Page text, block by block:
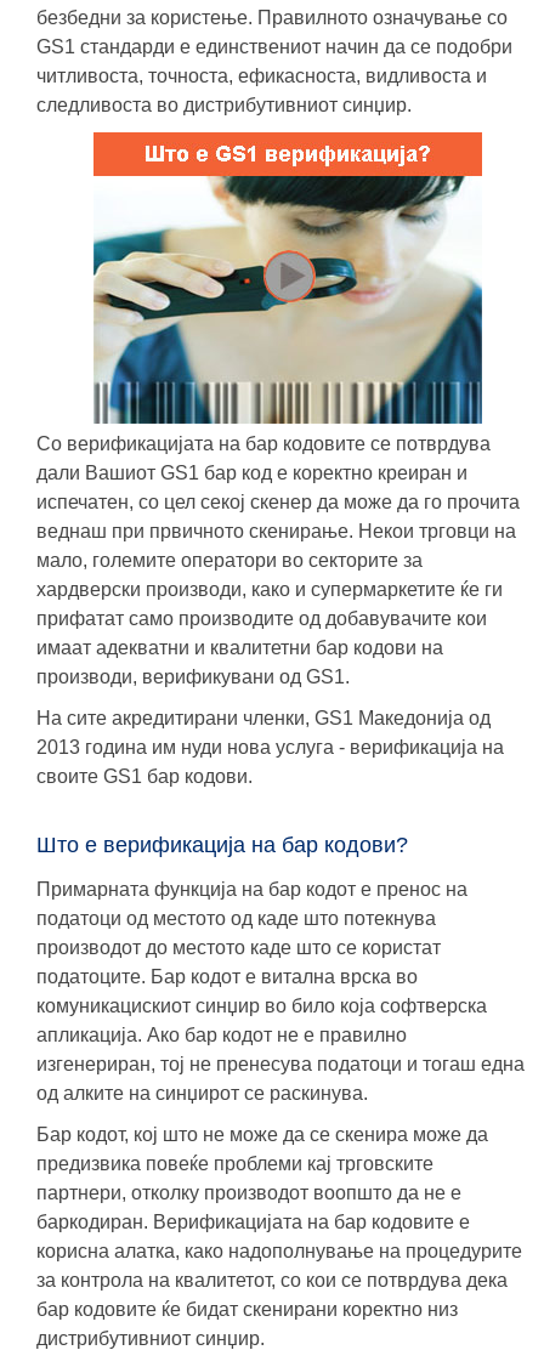
безбедни за користење. Правилното означување со
GS1 стандарди е единствениот начин да се подобри
читливоста, точноста, ефикасноста, видливоста и
следливоста во дистрибутивниот синџир.
Со верификацијата на бар кодовите се потврдува
дали Вашиот GS1 бар код е коректно креиран и
испечатен, со цел секој скенер да може да го прочита
веднаш при првичното скенирање. Некои трговци на
мало, големите оператори во секторите за
хардверски производи, како и супермаркетите ќе ги
прифатат само производите од добавувачите кои
имаат aдекватни и квалитетни бар кодови на
производи, верификувани од GS1.
На сите акредитирани членки, GS1 Македонија од
2013 година им нуди нова услуга - верификација на
своите GS1 бар кодови.
Што е верификација на бар кодови?
Примарната функција на бар кодот е пренос на
податоци од местото од каде што потекнува
производот до местото каде што се користат
податоците. Бар кодот е витална врска во
комуникацискиот синџир во било која софтверска
апликација. Ако бар кодот не е правилно
изгенериран, тој не пренесува податоци и тогаш една
од алките на синџирот се раскинува.
Бар кодот, кој што не може да се скенира може да
предизвика повеќе проблеми кај трговските
партнери, отколку производот воопшто да не е
баркодиран. Верификацијата на бар кодовите е
корисна алатка, како надополнување на процедурите
за контрола на квалитетот, со кои се потврдува дека
бар кодовите ќе бидат скенирани коректно низ
дистрибутивниот синџир.